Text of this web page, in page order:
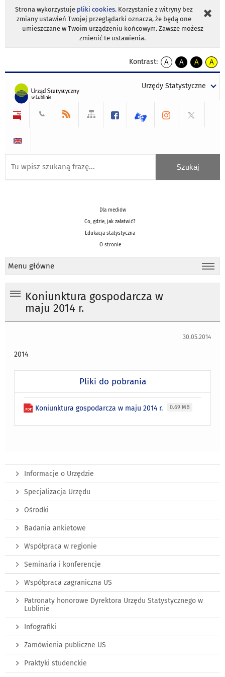
Strona wykorzystuje pliki cookies. Korzystanie z witryny bez
zmiany ustawień Twojej przeglądarki oznacza, że będą one
umieszczane w Twoim urządzeniu końcowym. Zawsze możesz
zmienić te ustawienia.
Kontrast:
A
kontrast
A
kontrast
tekst
czarnym
A
kontrast
tekst
czarnym
A
tekst
żółtym
Urzędy Statystyczne
Dla mediów
Co, gdzie, jak załatwić?
Edukacja statystyczna
O stronie
Menu główne
Koniunktura gospodarcza w
maju 2014 r.
30.05.2014
2014
Pliki do pobrania
Koniunktura gospodarcza w maju 2014 r. 0.69 MB
Informacje o Urzędzie
Specjalizacja Urzędu
Ośrodki
Badania ankietowe
Współpraca w regionie
Seminaria i konferencje
Współpraca zagraniczna US
Patronaty honorowe Dyrektora Urzędu Statystycznego w
Lublinie
Infografiki
Zamówienia publiczne US
Praktyki studenckie